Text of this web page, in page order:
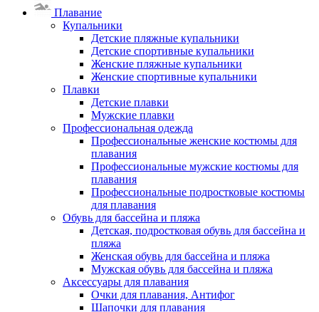
Плавание
Купальники
Детские пляжные купальники
Детские спортивные купальники
Женские пляжные купальники
Женские спортивные купальники
Плавки
Детские плавки
Мужские плавки
Профессиональная одежда
Профессиональные женские костюмы для
плавания
Профессиональные мужские костюмы для
плавания
Профессиональные подростковые костюмы
для плавания
Обувь для бассейна и пляжа
Детская, подростковая обувь для бассейна и
пляжа
Женская обувь для бассейна и пляжа
Мужская обувь для бассейна и пляжа
Аксессуары для плавания
Очки для плавания, Антифог
Шапочки для плавания